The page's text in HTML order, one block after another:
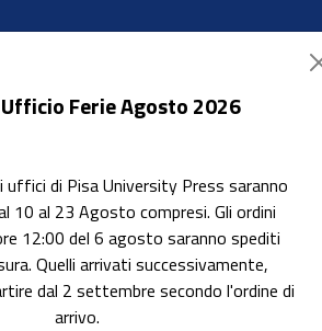
Pubblica con noi
Ferie Agosto 2026
uffici di Pisa University Press saranno
10 al 23 Agosto compresi. Gli ordini
12:00 del 6 agosto saranno spediti
Quelli arrivati successivamente,
dal 2 settembre secondo l'ordine di
arrivo.